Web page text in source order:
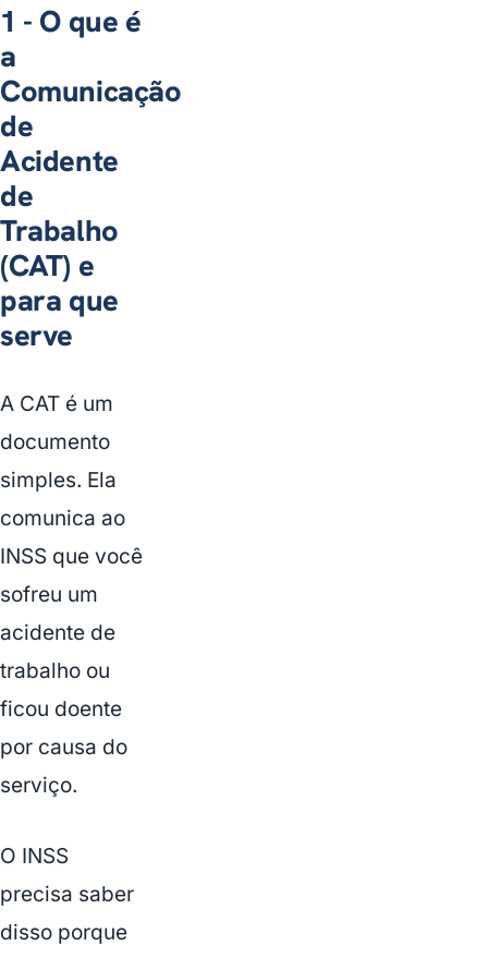
1 - O que é
a
Comunicação
de
Acidente
de
Trabalho
(CAT) e
para que
serve
A CAT é um
documento
simples. Ela
comunica ao
INSS que você
sofreu um
acidente de
trabalho ou
ficou doente
por causa do
serviço.
O INSS
precisa saber
disso porque